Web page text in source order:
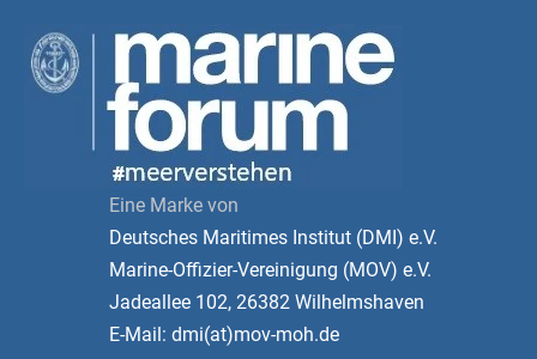
Eine Marke von
Deutsches Maritimes Institut (DMI) e.V.
Marine-Offizier-Vereinigung (MOV) e.V.
Jadeallee 102, 26382 Wilhelmshaven
E-Mail: dmi(at)mov-moh.de